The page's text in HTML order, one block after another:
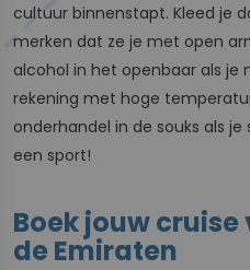
cultuur binnenstapt. Kleed je
merken dat ze je met open
alcohol in het openbaar als je
rekening met hoge
onderhandel in de souks als
een sport!
Boek jouw
de Emiraten